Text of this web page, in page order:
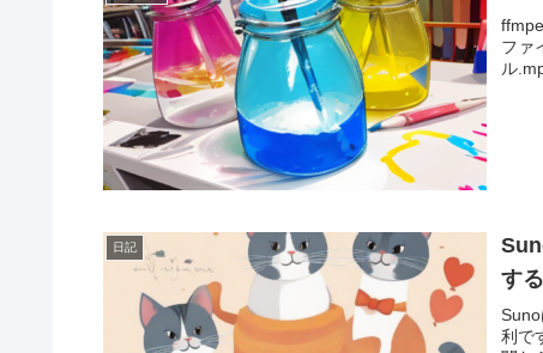
ファ
ル
日記
す
利で